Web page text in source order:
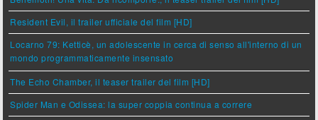
Resident Evil, il trailer ufficiale del film [HD]
Locarno 79: Ketticè, un adolescente in cerca di senso all'interno di un
mondo programmaticamente insensato
The Echo Chamber, il teaser trailer del film [HD]
Spider Man e Odissea: la super coppia continua a correre